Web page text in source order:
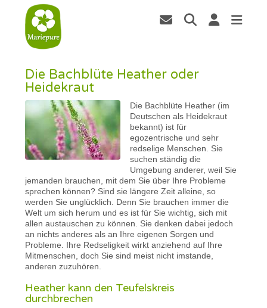
Die Bachblüte Heather oder
Heidekraut
Die Bachblüte Heather (im
Deutschen als Heidekraut
bekannt) ist für
egozentrische und sehr
redselige Menschen. Sie
suchen ständig die
Umgebung anderer, weil Sie
jemanden brauchen, mit dem Sie über Ihre Probleme
sprechen können? Sind sie längere Zeit alleine, so
werden Sie unglücklich. Denn Sie brauchen immer die
Welt um sich herum und es ist für Sie wichtig, sich mit
allen austauschen zu können. Sie denken dabei jedoch
an nichts anderes als an Ihre eigenen Sorgen und
Probleme. Ihre Redseligkeit wirkt anziehend auf Ihre
Mitmenschen, doch Sie sind meist nicht imstande,
anderen zuzuhören.
Heather kann den Teufelskreis
durchbrechen